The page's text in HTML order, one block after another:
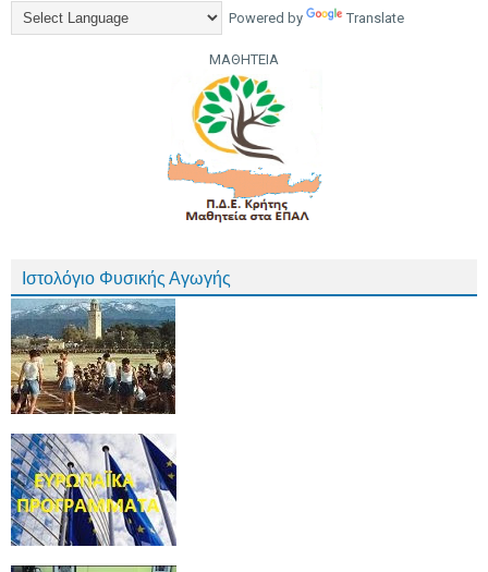
Powered by Translate
ΜΑΘΗΤΕΙΑ
Ιστολόγιο Φυσικής Αγωγής